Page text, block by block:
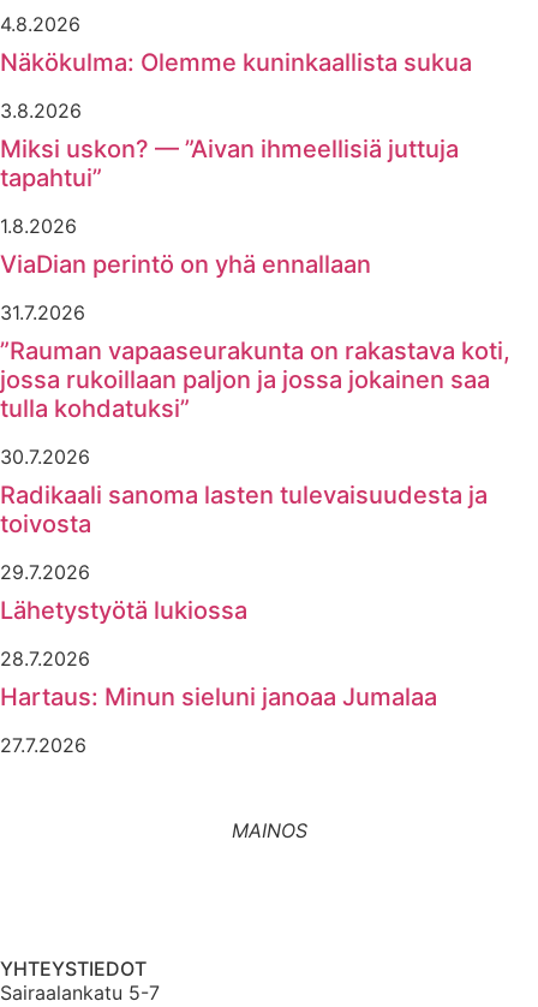
4.8.2026
Näkökulma: Olemme kuninkaallista sukua
3.8.2026
Miksi uskon? — ”Aivan ihmeellisiä juttuja
tapahtui”
1.8.2026
ViaDian perintö on yhä ennallaan
31.7.2026
”Rauman vapaaseurakunta on rakastava koti,
jossa rukoillaan paljon ja jossa jokainen saa
tulla kohdatuksi”
30.7.2026
Radikaali sanoma lasten tulevaisuudesta ja
toivosta
29.7.2026
Lähetystyötä lukiossa
28.7.2026
Hartaus: Minun sieluni janoaa Jumalaa
27.7.2026
MAINOS
YHTEYSTIEDOT
Sairaalankatu 5-7